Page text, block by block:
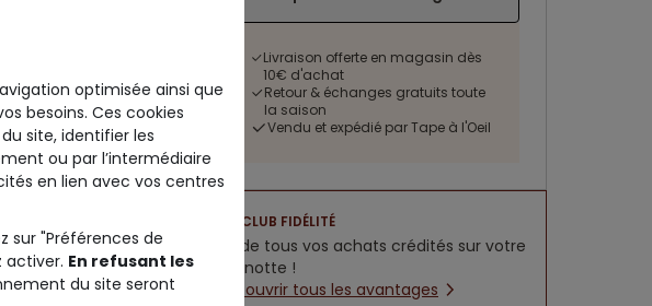
Livraison offerte en magasin dès
10€ d'achat
Retour & échanges gratuits toute
la saison
Vendu et expédié par Tape à l'Oeil
CLUB FIDÉLITÉ
5% de tous vos achats crédités sur votre
cagnotte !
Découvrir tous les avantages
optimisée ainsi que
besoins. Ces cookies
site, identifier les
ou par l’intermédiaire
en lien avec vos centres
sur "Préférences de
activer. En refusant les
du site seront